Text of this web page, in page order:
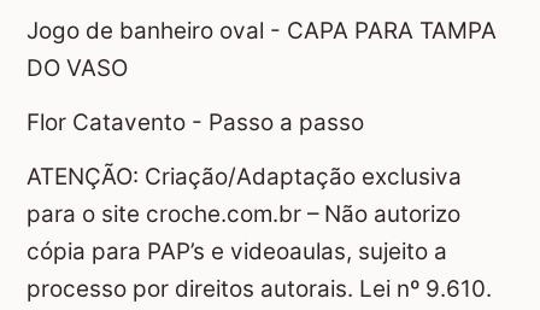
Jogo de banheiro oval - CAPA PARA TAMPA
DO VASO
Flor Catavento - Passo a passo
ATENÇÃO: Criação/Adaptação exclusiva
para o site croche.com.br – Não autorizo
cópia para PAP’s e videoaulas, sujeito a
processo por direitos autorais. Lei nº 9.610.